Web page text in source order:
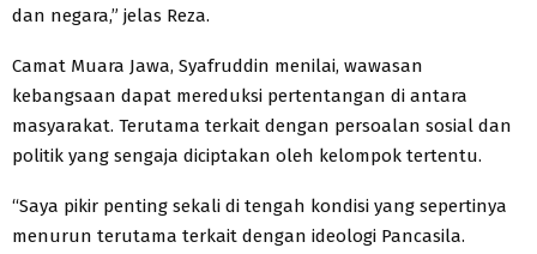
dan negara,” jelas Reza.
Camat Muara Jawa, Syafruddin menilai, wawasan
kebangsaan dapat mereduksi pertentangan di antara
masyarakat. Terutama terkait dengan persoalan sosial dan
politik yang sengaja diciptakan oleh kelompok tertentu.
“Saya pikir penting sekali di tengah kondisi yang sepertinya
menurun terutama terkait dengan ideologi Pancasila.